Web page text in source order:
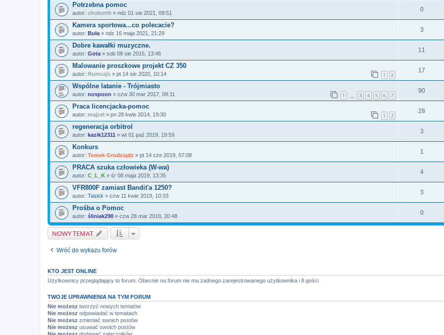
Potrzebna pomoc
autor: chuberth » ndz 01 sie 2021, 09:51
0
Kamera sportowa...co polecacie?
autor: Buła » ndz 16 maja 2021, 21:29
3
Dobre kawałki muzyczne.
autor: Gota » sob 08 sie 2015, 13:46
11
Malowanie proszkowe projekt CZ 350
autor: Rumcajs » pt 14 sie 2020, 10:14 1 2
17
Wspólne latanie - Trójmiasto
autor: nospoon » czw 30 mar 2017, 09:11 1 3 4 5 6 7
90
Praca licencjacka-pomoc
autor: majzel » pn 28 kwie 2014, 19:30 1 2
28
regeneracja orbitrol
autor: kazik12311 » wt 01 paź 2019, 19:59
3
Konkurs
autor: Tomek Grudziądz » pt 14 cze 2019, 07:08
1
PRACA szuka człowieka (W-wa)
autor: C_L_K » śr 08 maja 2019, 13:35
4
VFR800F zamiast Bandit'a 1250?
autor: Tasick » czw 11 kwie 2019, 10:33
3
Prośba o Pomoc
autor: śliniak290 » czw 28 mar 2019, 20:48
0
NOWY TEMAT
Wróć do wykazu forów
KTO JEST ONLINE
Użytkownicy przeglądający to forum: Obecnie na forum nie ma żadnego zarejestrowanego użytkownika i 8 gości
TWOJE UPRAWNIENIA NA TYM FORUM
Nie możesz tworzyć nowych tematów
Nie możesz odpowiadać w tematach
Nie możesz zmieniać swoich postów
Nie możesz usuwać swoich postów
Nie możesz dodawać załączników